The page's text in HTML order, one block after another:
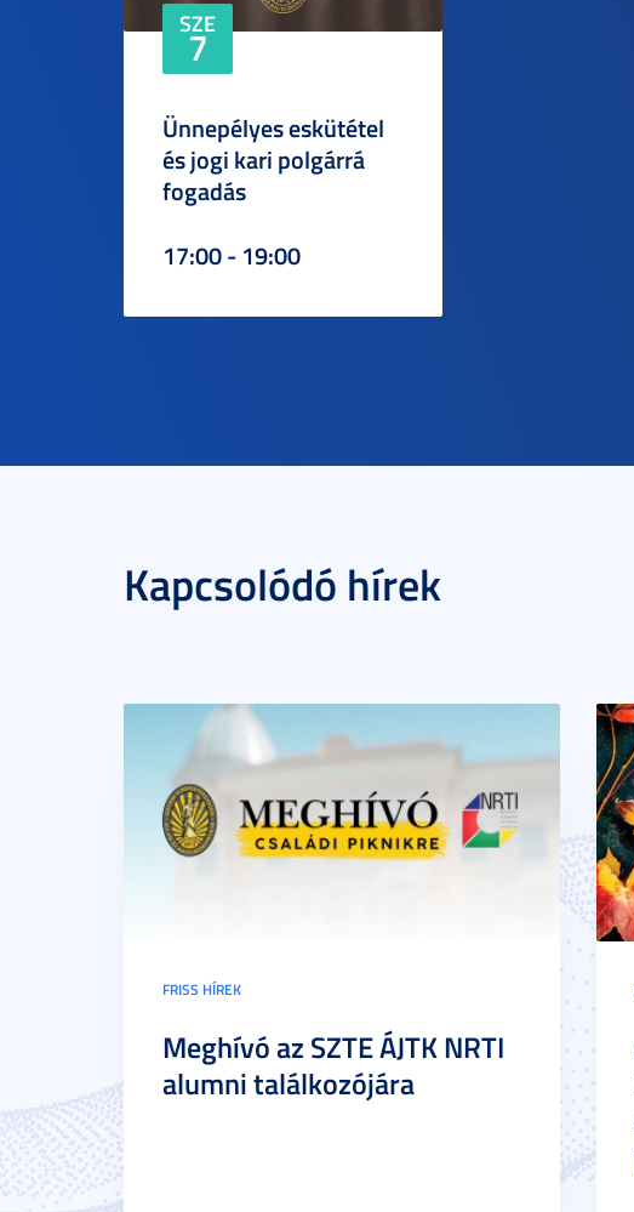
SZE
7
Ünnepélyes eskütétel
és jogi kari polgárrá
fogadás
17:00 - 19:00
Kapcsolódó hírek
FRISS HÍREK
Meghívó az SZTE ÁJTK NRTI
alumni találkozójára